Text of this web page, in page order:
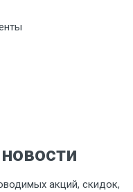
технических
о номере
содержатся
к товару и
акций, скидок,